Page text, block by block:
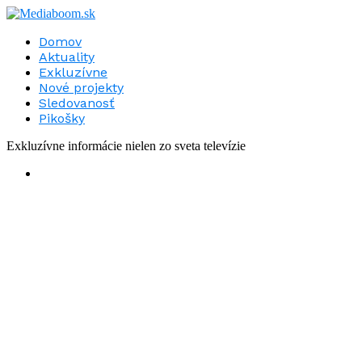
Domov
Aktuality
Exkluzívne
Nové projekty
Sledovanosť
Pikošky
Exkluzívne informácie nielen zo sveta televízie